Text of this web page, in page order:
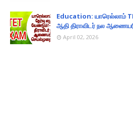
Education: யாரெல்லாம்
ஆதி திராவிடர் நல
April 02, 2026